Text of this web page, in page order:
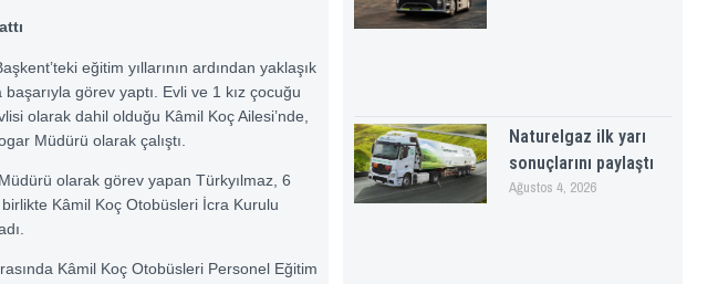
eğitim yıllarının ardından yaklaşık
görev yaptı. Evli ve 1 kız çocuğu
olarak dahil olduğu Kâmil Koç Ailesi’nde,
Müdürü olarak çalıştı.
olarak görev yapan Türkyılmaz, 6
birlikte Kâmil Koç Otobüsleri İcra Kurulu
Kâmil Koç Otobüsleri Personel Eğitim
Naturelgaz ilk yarı
sonuçlarını paylaştı
Ağustos 4, 2026